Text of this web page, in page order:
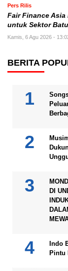
Pers Rilis
Fair Finance Asia
untuk Sektor
Kamis, 6 Agu 2026 -
BERITA
DI
Indo
Pintu